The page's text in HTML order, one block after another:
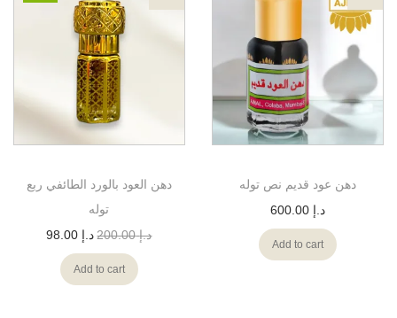
دهن العود بالورد الطائفي ربع
توله
د.إ200.00 د.إ
Add to cart
دهن عود قديم نص توله
د.إ 600.00
Add to cart